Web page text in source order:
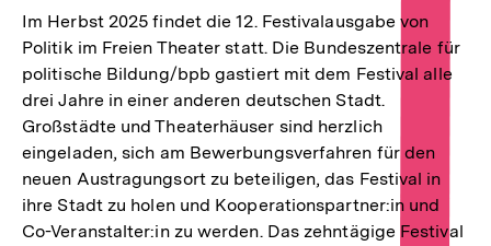
Im Herbst 2025 findet die 12. Festivalausgabe von
Politik im Freien Theater statt. Die Bundeszentrale für
politische Bildung/bpb gastiert mit dem Festival alle
drei Jahre in einer anderen deutschen Stadt.
Großstädte und Theaterhäuser sind herzlich
eingeladen, sich am Bewerbungsverfahren für den
neuen Austragungsort zu beteiligen, das Festival in
ihre Stadt zu holen und Kooperationspartner:in und
Co-Veranstalter:in zu werden. Das zehntägige Festival